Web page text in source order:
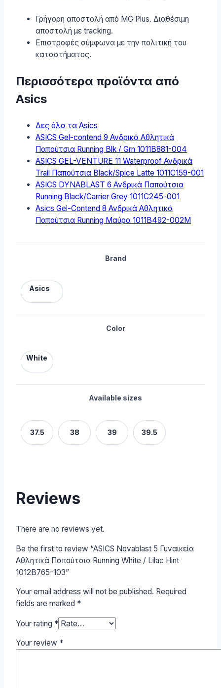
Γρήγορη αποστολή από MG Plus. Διαθέσιμη
αποστολή με tracking.
Επιστροφές σύμφωνα με την πολιτική του
καταστήματος.
Περισσότερα προϊόντα από
Asics
Δες όλα τα Asics
ASICS Gel-contend 9 Ανδρικά Αθλητικά
Παπούτσια Running Blk / Grn 1011B881-004
ASICS GEL-VENTURE 11 Waterproof Ανδρικά
Trail Παπούτσια Black/Spice Latte 1011C159-001
ASICS DYNABLAST 6 Ανδρικά Παπούτσια
Running Black/Carrier Grey 1011C245-001
Asics Gel-Contend 8 Ανδρικά Αθλητικά
Παπούτσια Running Μαύρα 1011B492-002M
Brand
Asics
Color
White
Available sizes
37.5 38 39 39.5
Reviews
There are no reviews yet.
Be the first to review “ASICS Novablast 5 Γυναικεία
Αθλητικά Παπούτσια Running White / Lilac Hint
1012B765-103”
Your email address will not be published. Required
fields are marked *
Your rating *
Your review *